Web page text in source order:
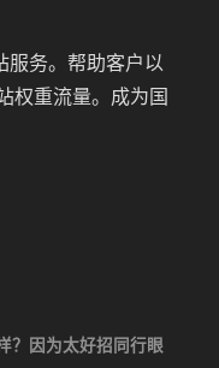
服务。帮助客户以
权重流量。成为国
？因为太好招同行眼